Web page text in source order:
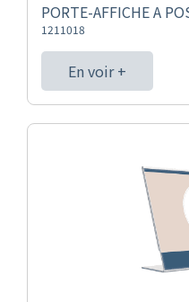
PORTE-AFFICHE A
1211018
En voir +